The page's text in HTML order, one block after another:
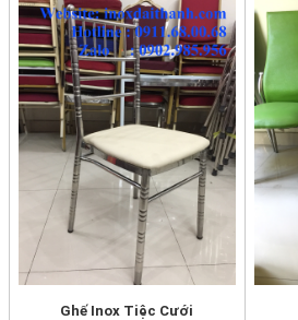
Ghế Inox Tiệc Cưới